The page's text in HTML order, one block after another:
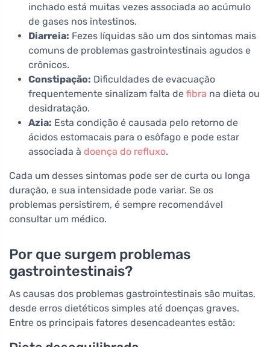
inchado está muitas vezes associada ao acúmulo
de gases nos intestinos.
Diarreia: Fezes líquidas são um dos sintomas mais
comuns de problemas gastrointestinais agudos e
crônicos.
Constipação: Dificuldades de evacuação
frequentemente sinalizam falta de fibra na dieta ou
desidratação.
Azia: Esta condição é causada pelo retorno de
ácidos estomacais para o esôfago e pode estar
associada à doença do refluxo.
Cada um desses sintomas pode ser de curta ou longa
duração, e sua intensidade pode variar. Se os
problemas persistirem, é sempre recomendável
consultar um médico.
Por que surgem problemas
gastrointestinais?
As causas dos problemas gastrointestinais são muitas,
desde erros dietéticos simples até doenças graves.
Entre os principais fatores desencadeantes estão: